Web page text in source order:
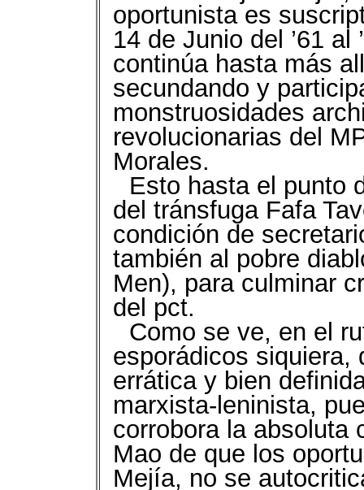
oportunista es
14 de Junio del ’61
continúa hasta más
secundando y
monstruosidades
revolucionarias del
Morales.
Esto hasta el punto
del tránsfuga Fafa
condición de
también al pobre
Men), para culminar
del pct.
Como se ve, en el
esporádicos siquiera,
errática y bien
marxista-leninista,
corrobora la absoluta
Mao de que los
Mejía, no se